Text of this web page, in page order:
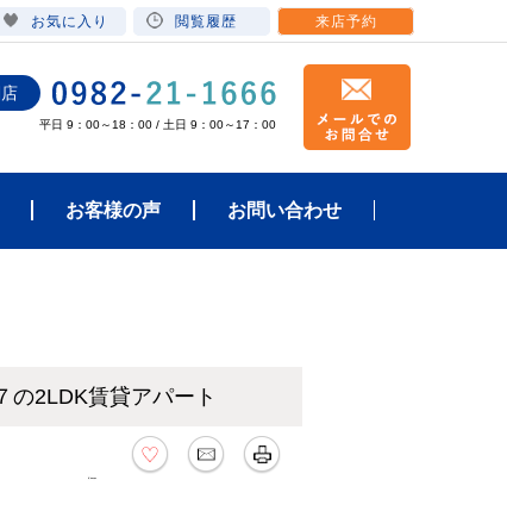
平日 9：00～18：00 / 土日 9：00～17：00
お客様の声 お問い合わせ
の2LDK賃貸アパート
お気に入り 閲覧履歴 来店予約